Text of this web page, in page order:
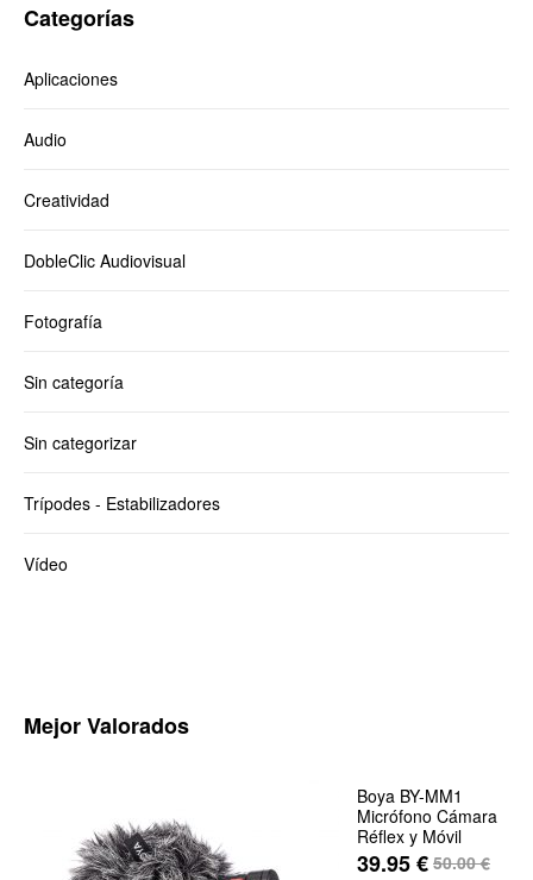
Categorías
Aplicaciones
Audio
Creatividad
DobleClic Audiovisual
Fotografía
Sin categoría
Sin categorizar
Trípodes - Estabilizadores
Vídeo
Mejor Valorados
Boya BY-MM1
Micrófono Cámara
Réflex y Móvil
50.00€
39.95€